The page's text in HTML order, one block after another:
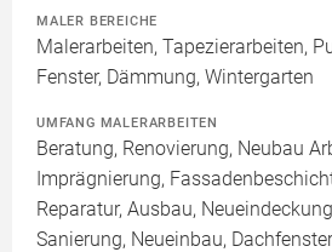
MALER BEREICHE
Malerarbeiten, Tapezierarbeiten,
Fenster, Dämmung, Wintergarten
UMFANG MALERARBEITEN
Beratung, Renovierung, Neubau
Imprägnierung,
Reparatur, Ausbau,
Sanierung, Neueinbau,